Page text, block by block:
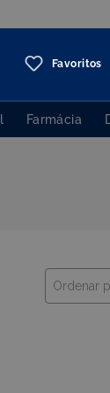
Favoritos
Farmácia
Ordenar